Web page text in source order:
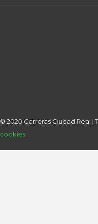
© 2020 Carreras Ciudad Real
cookies